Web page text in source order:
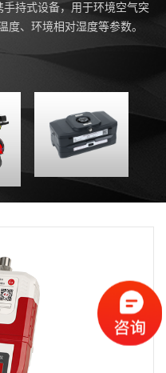
持式设备，用于环境空气突
度、环境相对湿度等参数。